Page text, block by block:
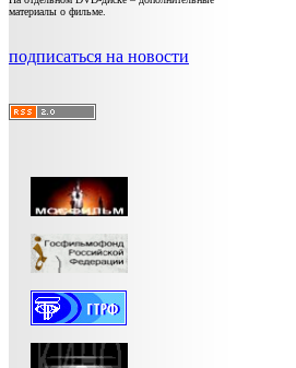
материалы о фильме.
подписаться на новости